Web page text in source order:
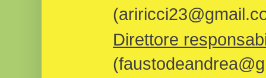
Direttore